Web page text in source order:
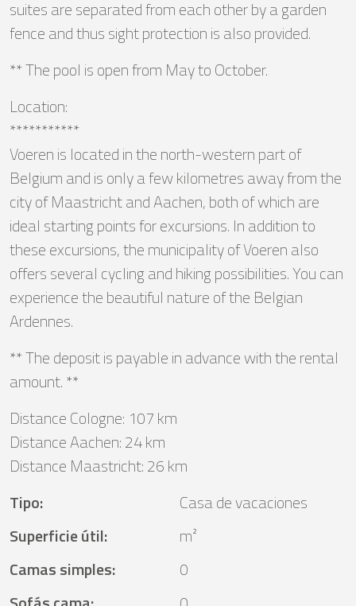
suites are separated from each other by a garden
fence and thus sight protection is also provided.
** The pool is open from May to October.
Location:
***********
Voeren is located in the north-western part of
Belgium and is only a few kilometres away from the
city of Maastricht and Aachen, both of which are
ideal starting points for excursions. In addition to
these excursions, the municipality of Voeren also
offers several cycling and hiking possibilities. You can
experience the beautiful nature of the Belgian
Ardennes.
** The deposit is payable in advance with the rental
amount. **
Distance Cologne: 107 km
Distance Aachen: 24 km
Distance Maastricht: 26 km
Tipo:
Casa de vacaciones
Superficie útil:
m²
Camas simples:
0